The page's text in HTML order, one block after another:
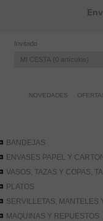
Invitado
MI CESTA 0 artículos
NOVEDADES
BANDEJAS
ENVASES PAPEL Y
VASOS, TAZAS Y COPAS,
PLATOS
SERVILLETAS, MANTELES
MAQUINAS Y REPUESTOS